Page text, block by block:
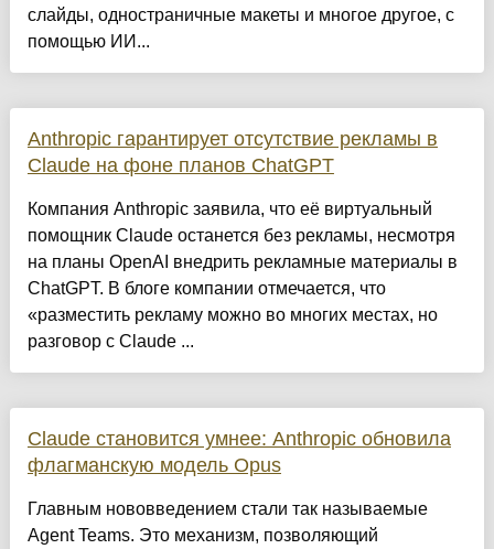
слайды, одностраничные макеты и многое другое, с
помощью ИИ...
Anthropic гарантирует отсутствие рекламы в
Claude на фоне планов ChatGPT
Компания Anthropic заявила, что её виртуальный
помощник Claude останется без рекламы, несмотря
на планы OpenAI внедрить рекламные материалы в
ChatGPT. В блоге компании отмечается, что
«разместить рекламу можно во многих местах, но
разговор с Claude ...
Claude становится умнее: Anthropic обновила
флагманскую модель Opus
Главным нововведением стали так называемые
Agent Teams. Это механизм, позволяющий